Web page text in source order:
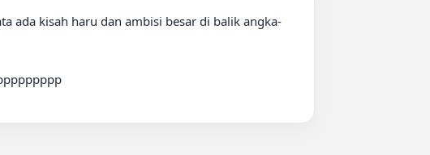
ada kisah haru dan ambisi besar di balik angka-